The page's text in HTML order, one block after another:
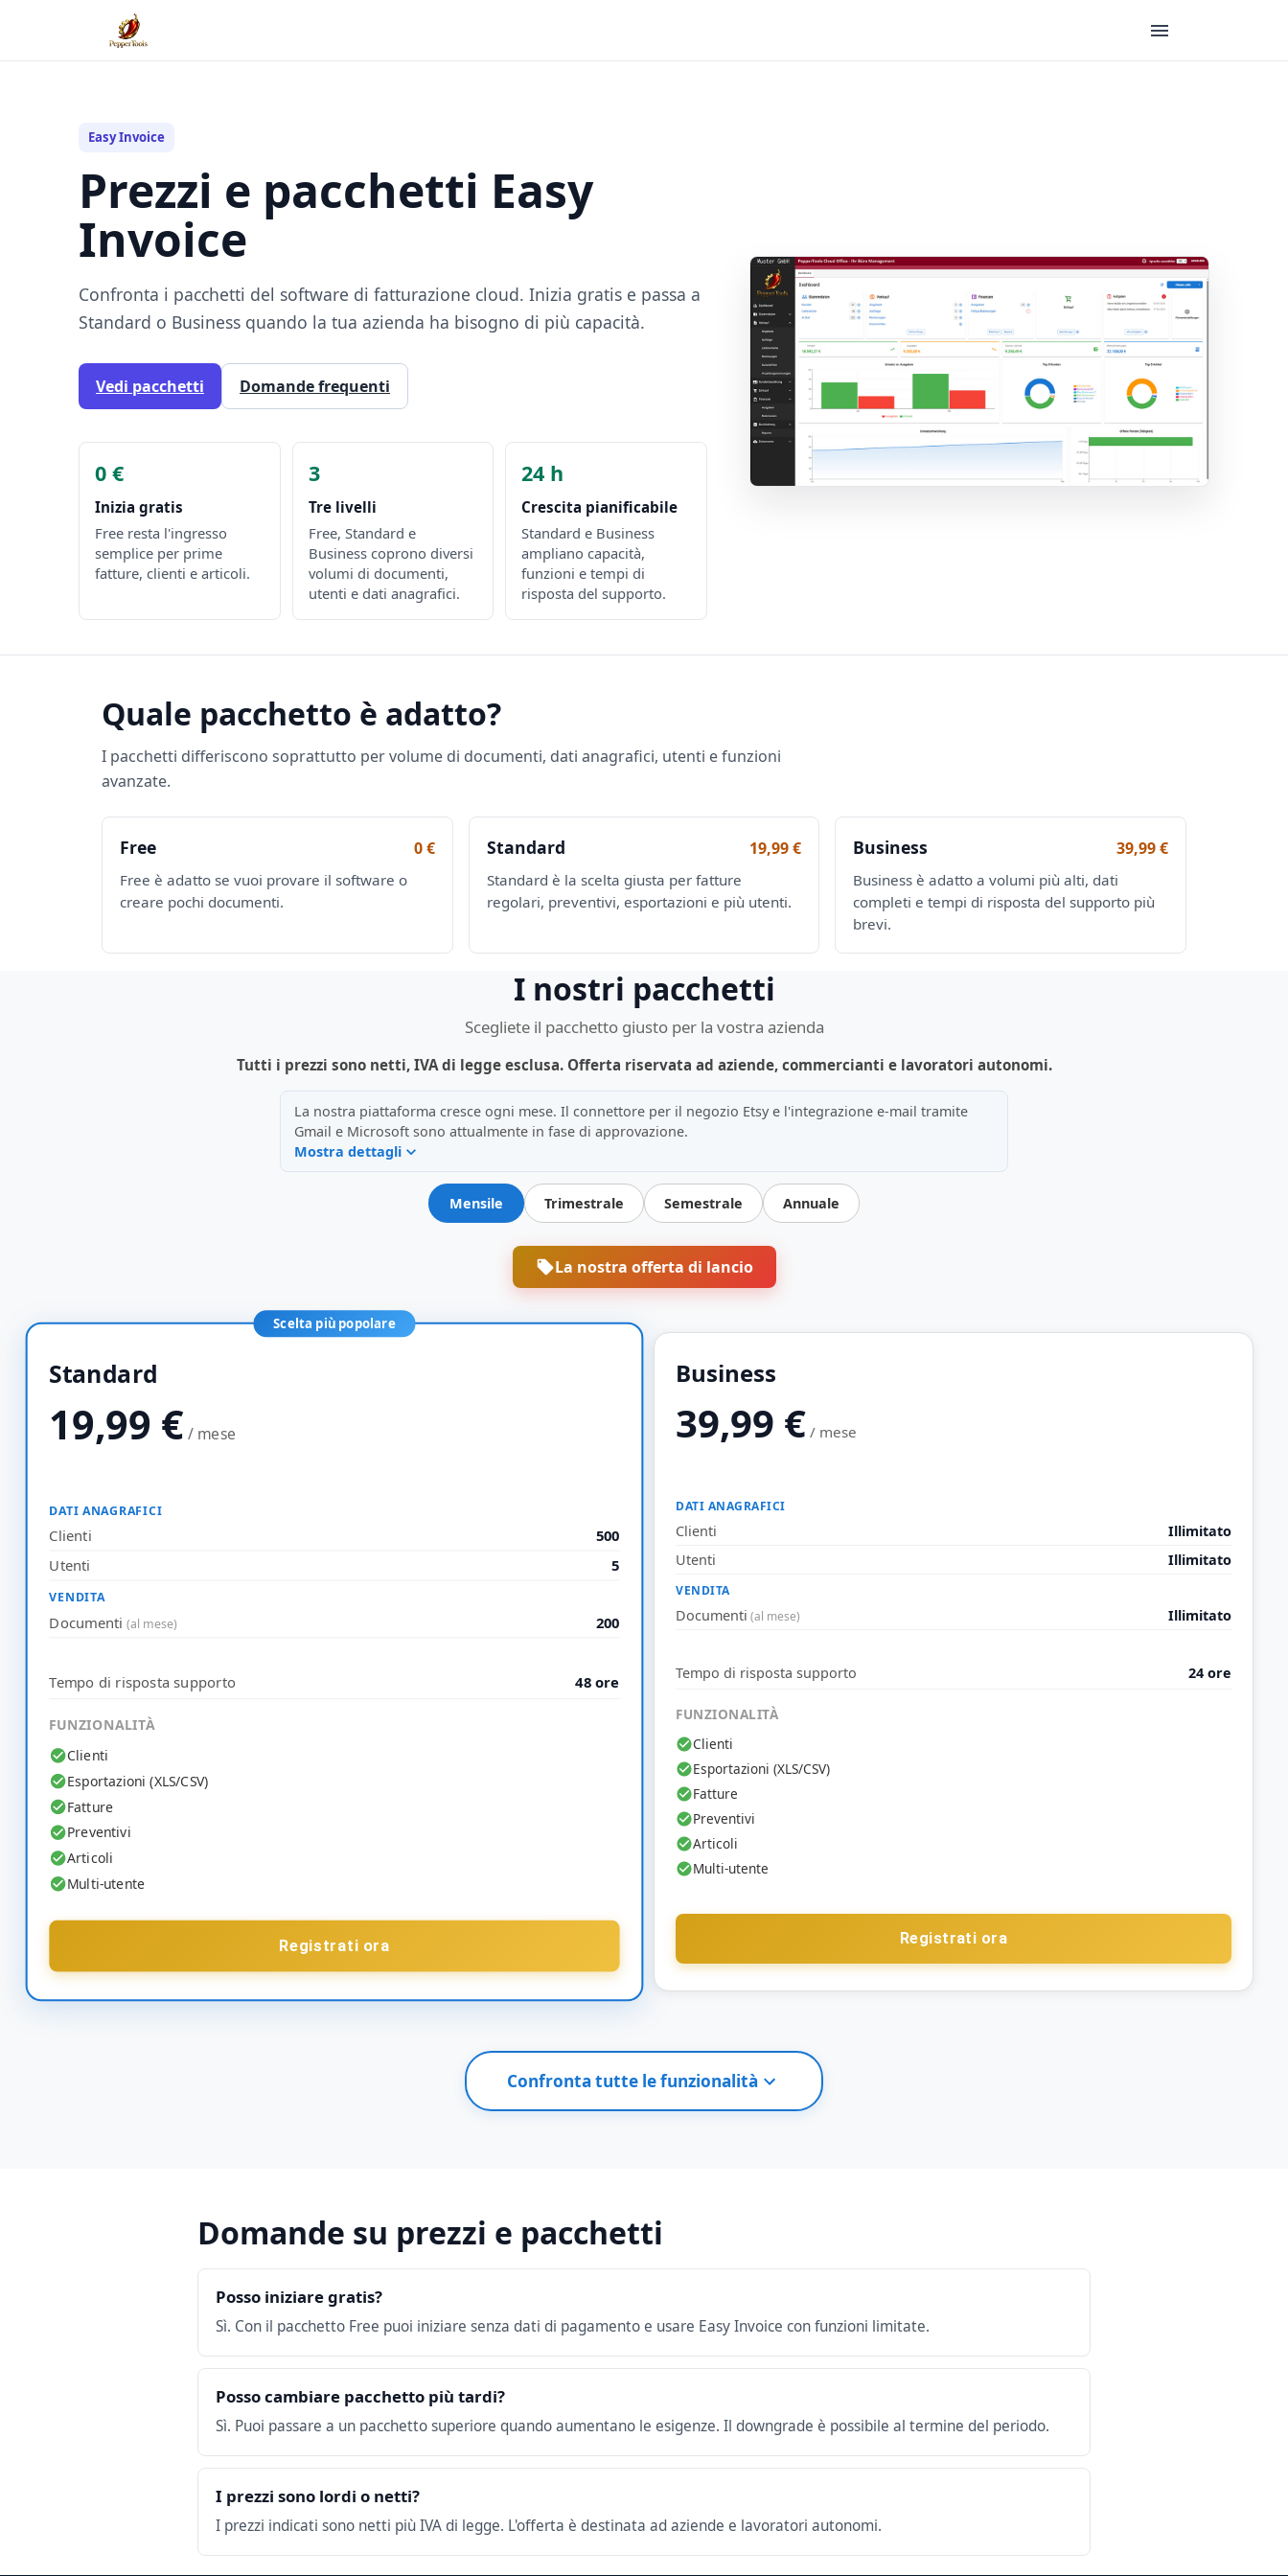
Easy Invoice
Prezzi e pacchetti Easy
Invoice
Confronta i pacchetti del software di fatturazione cloud. Inizia gratis e passa a
Standard o Business quando la tua azienda ha bisogno di più capacità.
Vedi pacchetti Domande frequenti
0 €
Inizia gratis
Free resta l'ingresso
semplice per prime
fatture, clienti e articoli.
3
Tre livelli
Free, Standard e
Business coprono diversi
volumi di documenti,
utenti e dati anagrafici.
24 h
Crescita pianificabile
Standard e Business
ampliano capacità,
funzioni e tempi di
risposta del supporto.
Quale pacchetto è adatto?
I pacchetti differiscono soprattutto per volume di documenti, dati anagrafici, utenti e funzioni
avanzate.
Free 0 €
Free è adatto se vuoi provare il software o
creare pochi documenti.
Standard 19,99 €
Standard è la scelta giusta per fatture
regolari, preventivi, esportazioni e più utenti.
Business 39,99 €
Business è adatto a volumi più alti, dati
completi e tempi di risposta del supporto più
brevi.
I nostri pacchetti
Scegliete il pacchetto giusto per la vostra azienda
Tutti i prezzi sono netti, IVA di legge esclusa. Offerta riservata ad aziende, commercianti e lavoratori autonomi.
La nostra piattaforma cresce ogni mese. Il connettore per il negozio Etsy e l'integrazione e-mail tramite
Gmail e Microsoft sono attualmente in fase di approvazione.
Mostra dettagli
Mensile Trimestrale Semestrale Annuale
La nostra offerta di lancio
Scelta più popolare
Standard
19,99 € / mese
DATI ANAGRAFICI
Clienti
500
Utenti
5
VENDITA
Documenti (al mese) 200
Tempo di risposta supporto 48 ore
FUNZIONALITÀ
Clienti
Esportazioni (XLS/CSV)
Fatture
Preventivi
Articoli
Multi-utente
Registrati ora
Business
39,99 € / mese
DATI ANAGRAFICI
Clienti
Illimitato
Utenti
Illimitato
VENDITA
Documenti (al mese) Illimitato
Tempo di risposta supporto 24 ore
FUNZIONALITÀ
Clienti
Esportazioni (XLS/CSV)
Fatture
Preventivi
Articoli
Multi-utente
Registrati ora
Confronta tutte le funzionalità
Domande su prezzi e pacchetti
Posso iniziare gratis?
Sì. Con il pacchetto Free puoi iniziare senza dati di pagamento e usare Easy Invoice con funzioni limitate.
Posso cambiare pacchetto più tardi?
Sì. Puoi passare a un pacchetto superiore quando aumentano le esigenze. Il downgrade è possibile al termine del periodo.
I prezzi sono lordi o netti?
I prezzi indicati sono netti più IVA di legge. L'offerta è destinata ad aziende e lavoratori autonomi.